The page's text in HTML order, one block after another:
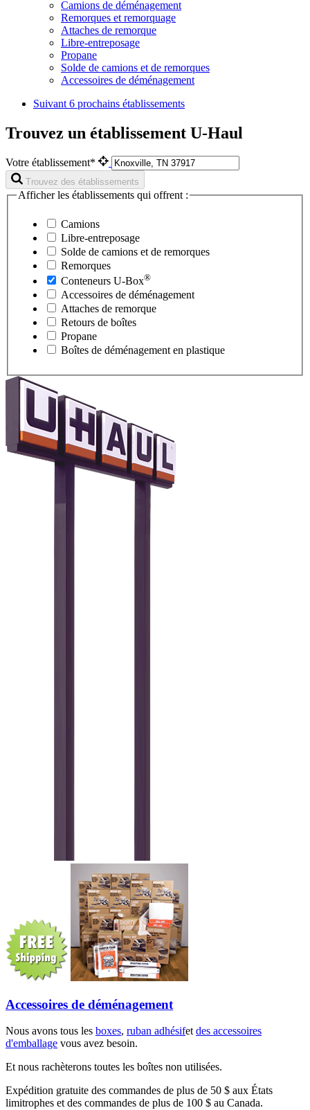
Camions de déménagement
Remorques et remorquage
Attaches de remorque
Libre-entreposage
Propane
Solde de camions et de remorques
Accessoires de déménagement
Suivant 6 prochains établissements
Trouvez un établissement U-Haul
Votre établissement*
Trouvez des établissements
Afficher les établissements qui offrent :
Camions
Libre-entreposage
Solde de camions et de remorques
Remorques
Conteneurs U-Box®
Accessoires de déménagement
Attaches de remorque
Retours de boîtes
Propane
Boîtes de déménagement en plastique
Accessoires de déménagement
Nous avons tous les boxes, ruban adhésifetdes accessoires
d'emballage vous avez besoin.
Et nous rachèterons toutes les boîtes non utilisées.
Expédition gratuite des commandes de plus de 50 $ aux États
limitrophes et des commandes de plus de 100 $ au Canada.